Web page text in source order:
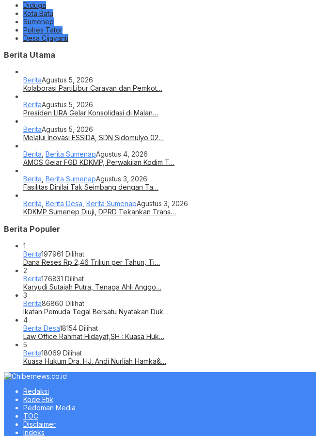
Diduga
Kota Batu
Sumenep
Polres Tator
Desa Cijayanti
Berita Utama
BeritaAgustus 5, 2026
Kolaborasi PartiLibur Caravan dan Pemkot…
BeritaAgustus 5, 2026
Presiden LIRA Gelar Konsolidasi di Malan…
BeritaAgustus 5, 2026
Melalui Inovasi ESSIDA, SDN Sidomulyo 02…
Berita Berita SumenapAgustus 4, 2026
AMOS Gelar FGD KDKMP, Perwakilan Kodim T…
Berita Berita SumenapAgustus 3, 2026
Fasilitas Dinilai Tak Seimbang dengan Ta…
Berita Berita Desa Berita SumenapAgustus 3, 2026
KDKMP Sumenep Diuji, DPRD Tekankan Trans…
Berita Populer
1
Berita197961 Dilihat
Dana Reses Rp 2,46 Triliun per Tahun, Ti…
2
Berita176831 Dilihat
Karyudi Sutajah Putra, Tenaga Ahli Anggo…
3
Berita86860 Dilihat
Ikatan Pemuda Tegal Bersatu Nyatakan Duk…
4
Berita Desa18154 Dilihat
Law Office Rahmat Hidayat,SH : Kuasa Huk…
5
Berita18069 Dilihat
Kuasa Hukum Dra. HJ. Andi Nurliah Hamka&…
Redaksi
Kode Etik
Pedoman Media
TOC
Disclaimer
Indeks